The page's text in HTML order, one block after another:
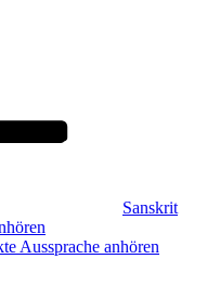
Sanskrit
Aussprache anhören